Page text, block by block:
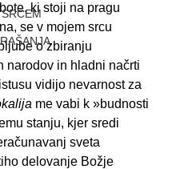
ki stoji na pragu
se v mojem srcu
o zbiranju
narodov in hladni načrti
vidijo nevarnost za
me vabi k »budnosti
stanju, kjer sredi
sveta
delovanje Božje